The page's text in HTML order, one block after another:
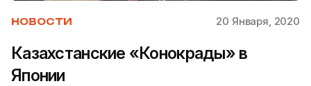
НОВОСТИ 20 Января, 2020
Казахстанские «Конокрады» в
Японии